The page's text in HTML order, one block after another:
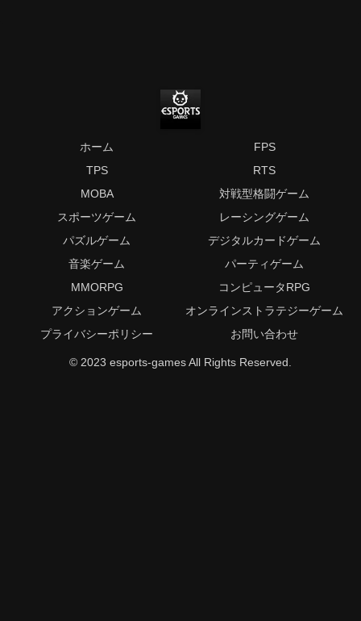
ホーム
FPS
TPS
RTS
MOBA
対戦型格闘ゲーム
スポーツゲーム
レーシングゲーム
パズルゲーム
デジタルカードゲーム
音楽ゲーム
パーティゲーム
MMORPG
コンピュータRPG
アクションゲーム
オンラインストラテジーゲーム
プライバシーポリシー
お問い合わせ
© 2023 esports-games All Rights Reserved.